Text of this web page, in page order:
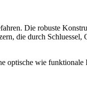
Die robuste
die durch Schluessel,
optische wie funktionale